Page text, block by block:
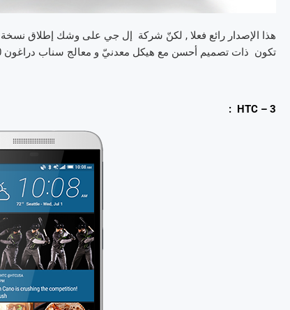
تكون ذات تصميم أحسن مع هيكل معدنيّ و معالج سناب دراغون 820 .
3 – HTC :